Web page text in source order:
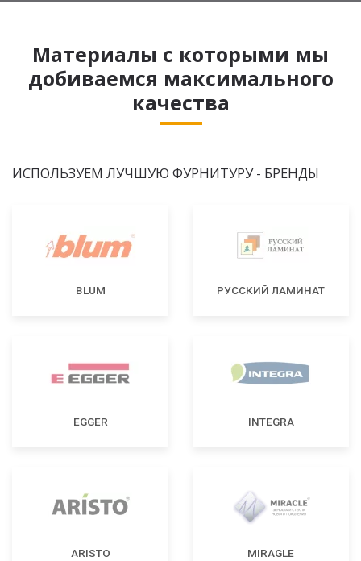
Материалы с которыми мы
добиваемся максимального
качества
ИСПОЛЬЗУЕМ ЛУЧШУЮ ФУРНИТУРУ - БРЕНДЫ
BLUM РУССКИЙ ЛАМИНАТ
EGGER INTEGRA
ARISTO MIRAGLE